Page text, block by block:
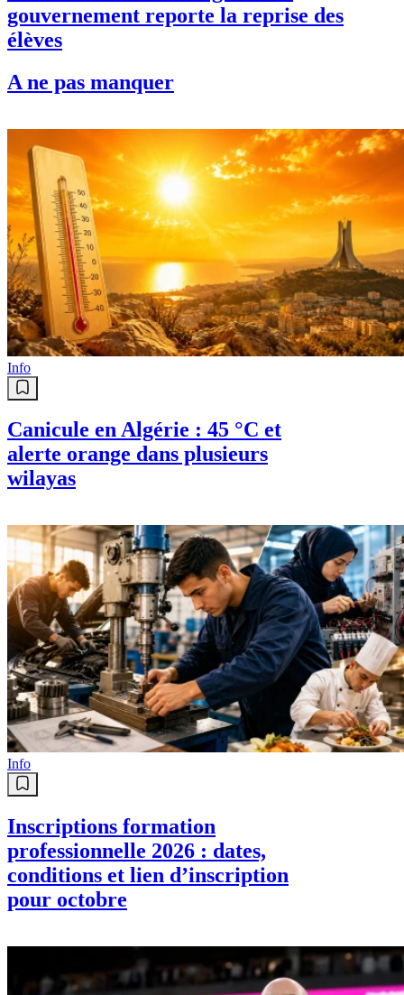
gouvernement reporte la reprise des
élèves
A ne pas manquer
Info
Canicule en Algérie : 45 °C et
alerte orange dans plusieurs
wilayas
Info
Inscriptions formation
professionnelle 2026 : dates,
conditions et lien d’inscription
pour octobre